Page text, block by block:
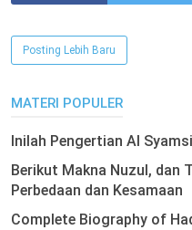
Posting Lebih Baru
MATERI POPULER
Inilah Pengertian Al
Berikut Makna Nuzul, dan
Perbedaan dan Kesamaan
Complete Biography of